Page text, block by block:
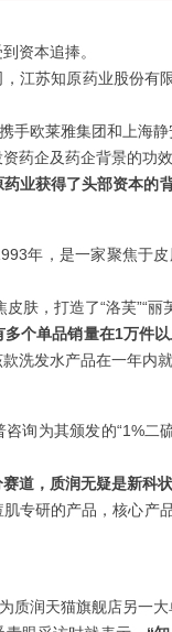
资本追捧。
江苏知原药业股份有
手欧莱雅集团和上海
药企及药企背景的功
业获得了头部资本的
年，是一家聚焦于
肤，打造了“洛芙”“
个单品销量在1万件
洗发水产品在一年内
询为其颁发的“1%
道，质润无疑是新科
专研的产品，核心
质润天猫旗舰店另一